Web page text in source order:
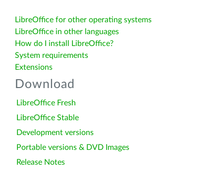
LibreOffice for other operating systems
LibreOffice in other languages
How do I install LibreOffice?
System requirements
Extensions
Download
LibreOffice Fresh
LibreOffice Stable
Development versions
Portable versions & DVD Images
Release Notes